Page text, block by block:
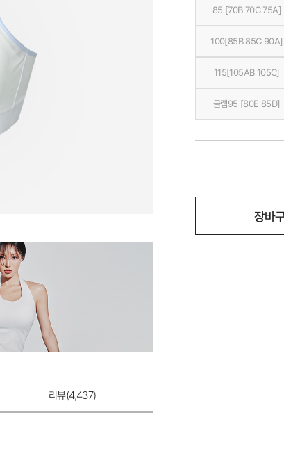
리뷰(4,437)
85 [70B 70C 75A]
100[85B 85C 90A]
115[105AB 105C]
글램95 [80E 85D]
장바